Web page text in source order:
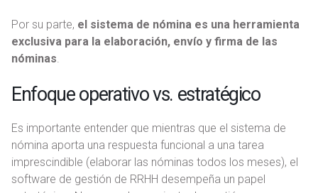
Por su parte, el sistema de nómina es una herramienta
exclusiva para la elaboración, envío y firma de las
nóminas.
Enfoque operativo vs. estratégico
Es importante entender que mientras que el sistema de
nómina aporta una respuesta funcional a una tarea
imprescindible (elaborar las nóminas todos los meses), el
software de gestión de RRHH desempeña un papel